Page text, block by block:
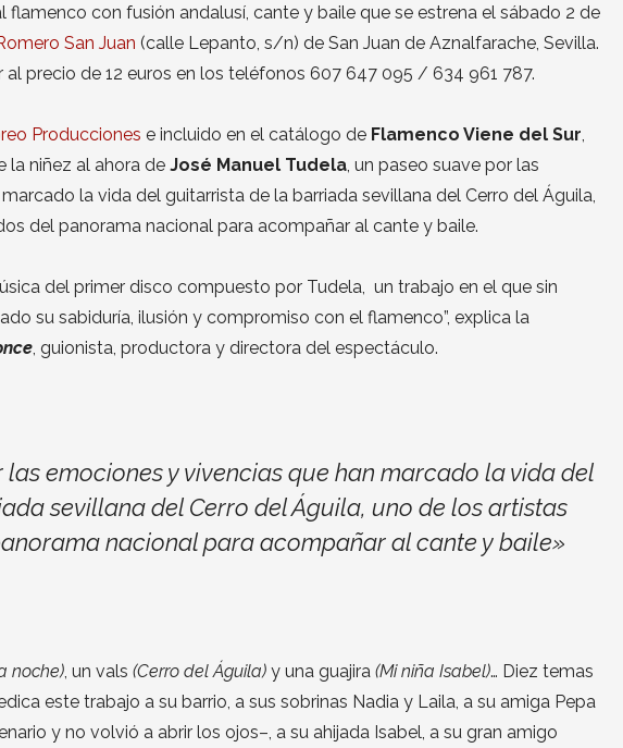
flamenco con fusión andalusí, cante y baile que se estrena el sábado 2 de
San Juan (calle Lepanto, s/n) de San Juan de Aznalfarache, Sevilla.
al precio de 12 euros en los teléfonos 607 647 095 / 634 961 787.
Producciones e incluido en el catálogo de Flamenco Viene del Sur,
la niñez al ahora deJosé Manuel Tudela, un paseo suave por las
la vida del guitarrista de la barriada sevillana del Cerro del Águila,
del panorama nacional para acompañar al cante y baile.
del primer disco compuesto por Tudela, un trabajo en el que sin
su sabiduría, ilusión y compromiso con el flamenco”, explica la
, guionista, productora y directora del espectáculo.
emociones y vivencias que han marcado la vida del
sevillana del Cerro del Águila, uno de los artistas
nacional para acompañar al cante y baile»
noche), un vals(Cerro del Águila) y una guajira(Mi niña Isabel)… Diez temas
este trabajo a su barrio, a sus sobrinas Nadia y Laila, a su amiga Pepa
y no volvió a abrir los ojos–, a su ahijada Isabel, a su gran amigo